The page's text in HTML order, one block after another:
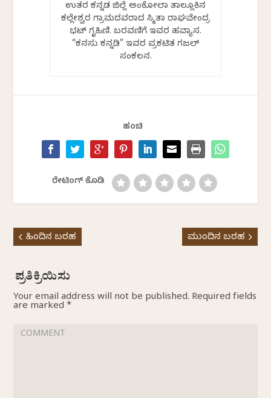
ಉತ್ತರ ಕನ್ನಡ ಜಿಲ್ಲೆ ಅಂಕೋಲಾ ತಾಲ್ಲೂಕಿನ
ಕಲ್ಲೇಶ್ವರ ಗ್ರಾಮದವರಾದ ಸ್ಮಿತಾ ರಾಘವೇಂದ್ರ
ಭಟ್ ಗೃಹಿಣಿ. ಬರವಣಿಗೆ ಇವರ ಹವ್ಯಾಸ.
“ಕನಸು ಕನ್ನಡಿ” ಇವರ ಪ್ರಕಟಿತ ಗಜಲ್
ಸಂಕಲನ.
ಹಂಚಿ
ರೇಟಿಂಗ್ ಕೊಡಿ
ಹಿಂದಿನ ಬರಹ ಮುಂದಿನ ಬರಹ
Your email address will not be published. Required fields
are marked*